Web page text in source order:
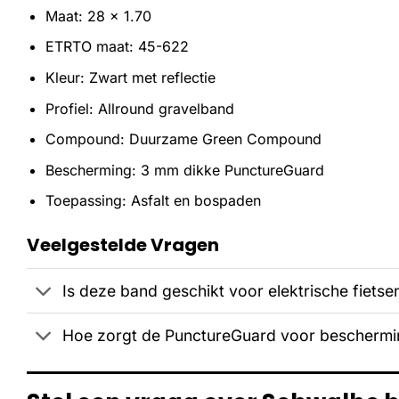
Maat: 28 x 1.70
ETRTO maat: 45-622
Kleur: Zwart met reflectie
Profiel: Allround gravelband
Compound: Duurzame Green Compound
Bescherming: 3 mm dikke PunctureGuard
Toepassing: Asfalt en bospaden
Veelgestelde Vragen
Is deze band geschikt voor elektrische
Hoe zorgt de PunctureGuard voor